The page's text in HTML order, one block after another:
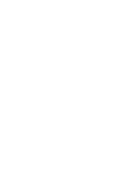
nous sommes nombreux
de pages n’ont pas
que les numéros de
vous éclairer.